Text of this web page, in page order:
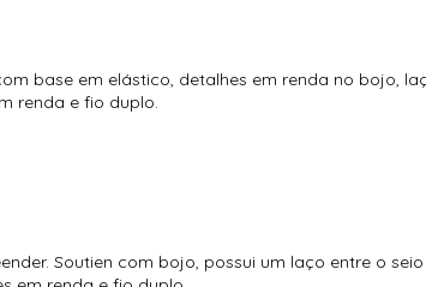
base em elástico, detalhes em renda no bojo,
renda e fio duplo.
Soutien com bojo, possui um laço entre o